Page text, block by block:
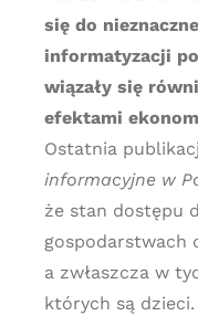
się do
informatyzacji
wiązały się
efektami
Ostatnia
informacyjne w
że stan dostępu
gospodarstwach
a zwłaszcza w
których są